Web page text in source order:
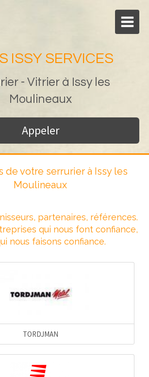
ISSY SERVICES
- Vitrier à Issy les
Moulineaux
Appeler
de votre serrurier à Issy les
Moulineaux
partenaires, références.
qui nous font confiance,
nous faisons confiance.
TORDJMAN